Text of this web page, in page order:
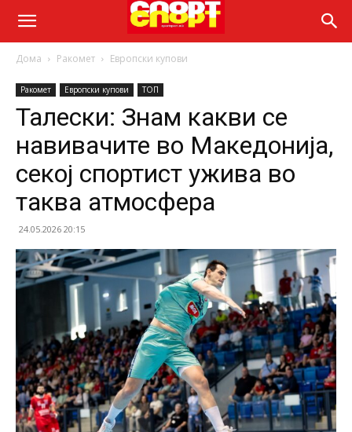
Дома Ракомет Европски купови
Ракомет Европски купови ТОП
Талески: Знам какви се
навивачите во Македонија,
секој спортист ужива во
таква атмосфера
24.05.2026 20:15